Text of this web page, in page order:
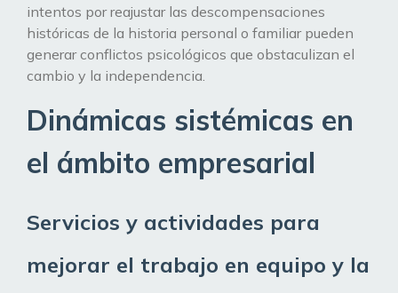
intentos por reajustar las descompensaciones
históricas de la historia personal o familiar pueden
generar conflictos psicológicos que obstaculizan el
cambio y la independencia.
Dinámicas sistémicas en
el ámbito empresarial
Servicios y actividades para
mejorar el trabajo en equipo y la